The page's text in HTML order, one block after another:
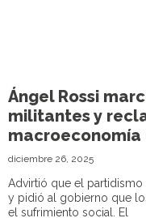
Ángel Rossi
militantes y
diciembre 26, 2025
Advirtió que el
y pidió al gobierno que
el sufrimiento social. El